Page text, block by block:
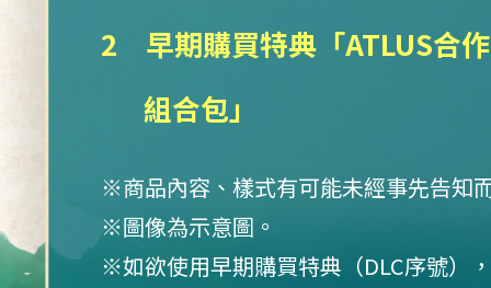
2 早期購買特典「ATLUS合
組合包」
※商品內容、樣式有可能未經事先告知
※圖像為示意圖。
※如欲使用早期購買特典（DLC序號）